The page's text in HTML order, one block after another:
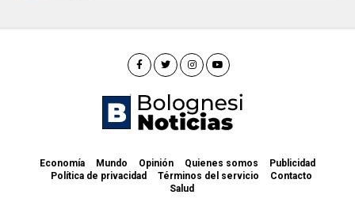
Economía Mundo Opinión Quienes somos
Publicidad
Política de privacidad
Términos del servicio
Contacto
Salud